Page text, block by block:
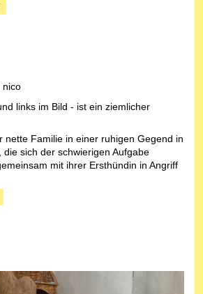
links im Bild - ist ein ziemlicher
nette Familie in einer ruhigen Gegend in
die sich der schwierigen Aufgabe
mit ihrer Ersthündin in Angriff